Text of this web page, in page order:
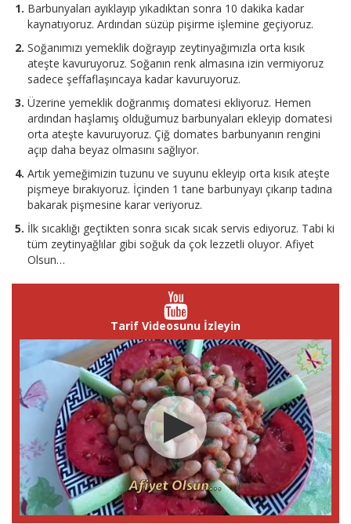
Barbunyaları ayıklayıp yıkadıktan sonra 10 dakika kadar
kaynatıyoruz. Ardından süzüp pişirme işlemine geçiyoruz.
Soğanımızı yemeklik doğrayıp zeytinyağımızla orta kısık
ateşte kavuruyoruz. Soğanın renk almasına izin vermiyoruz
sadece şeffaflaşıncaya kadar kavuruyoruz.
Üzerine yemeklik doğranmış domatesi ekliyoruz. Hemen
ardından haşlamış olduğumuz barbunyaları ekleyip domatesi
orta ateşte kavuruyoruz. Çiğ domates barbunyanın rengini
açıp daha beyaz olmasını sağlıyor.
Artık yemeğimizin tuzunu ve suyunu ekleyip orta kısık ateşte
pişmeye bırakıyoruz. İçinden 1 tane barbunyayı çıkarıp tadına
bakarak pişmesine karar veriyoruz.
İlk sıcaklığı geçtikten sonra sıcak sıcak servis ediyoruz. Tabi ki
tüm zeytinyağlılar gibi soğuk da çok lezzetli oluyor. Afiyet
Olsun…
Tarif Videosunu İzleyin